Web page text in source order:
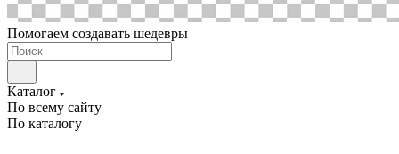
Помогаем создавать шедевры
Каталог
По всему сайту
По каталогу